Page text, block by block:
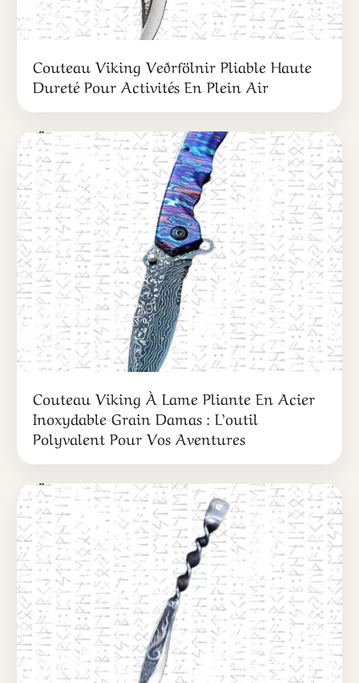
Couteau Viking Veðrfölnir Pliable Haute
Dureté Pour Activités En Plein Air
Couteau Viking À Lame Pliante En Acier
Inoxydable Grain Damas : L’outil
Polyvalent Pour Vos Aventures